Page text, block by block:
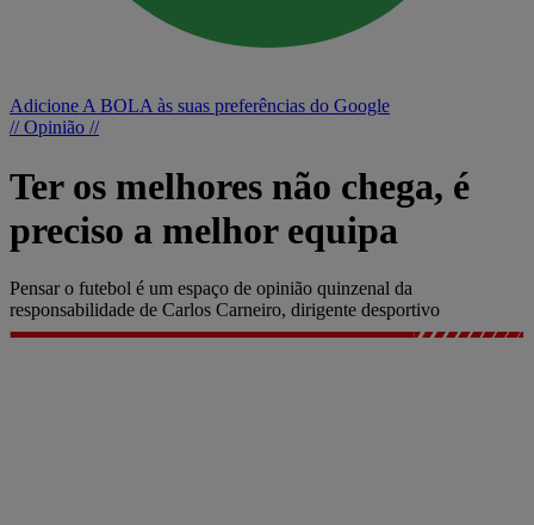
Adicione A BOLA às suas preferências do Google
// Opinião //
Ter os melhores não chega, é
preciso a melhor equipa
Pensar o futebol é um espaço de opinião quinzenal da
responsabilidade de Carlos Carneiro, dirigente desportivo